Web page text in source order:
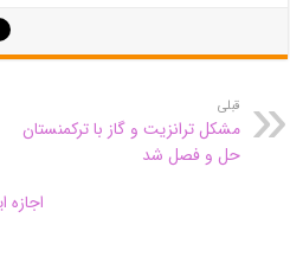
قبلی
مشکل ترانزیت و گاز با ترکمنستان
حل و فصل شد
اجازه